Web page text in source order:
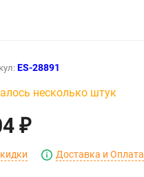
ES-28891
несколько штук
₽
Доставка и Оплата